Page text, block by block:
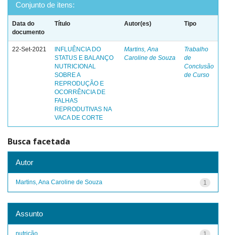
Conjunto de itens:
Data do
documento
Título Autor(es) Tipo
22-Set-2021
INFLUÊNCIA DO
STATUS E BALANÇO
NUTRICIONAL
SOBRE A
REPRODUÇÃO E
OCORRÊNCIA DE
FALHAS
REPRODUTIVAS NA
VACA DE CORTE
Martins, Ana
Caroline de Souza
Trabalho
de
Conclusão
de Curso
Busca facetada
Autor
1
Martins, Ana Caroline de Souza
Assunto
nutrição